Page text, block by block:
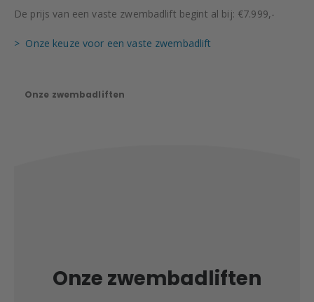
De prijs van een vaste zwembadlift begint al bij: €7.999,-
> Onze keuze voor een vaste zwembadlift
Onze zwembadliften
Onze zwembadliften